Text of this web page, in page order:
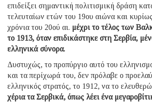
επιδείξει σημαντική πολιτι­σμική δράση
τελευταίων ετών του 19ου αιώνα και
χρόνια του 20ού αι. μέχρι το τέλος των
το 1913, όταν επιδικάστηκε στη Σερβία,
ελλη­νικά σύνορα.
Δυστυχώς, το προπύργιο αυτό του
και τα περίχωρά του, δεν πρόλαβε ο
ελληνικός στρατός, το 1912, να το
χέρια τα Σερβικά, όπως λέει ένα